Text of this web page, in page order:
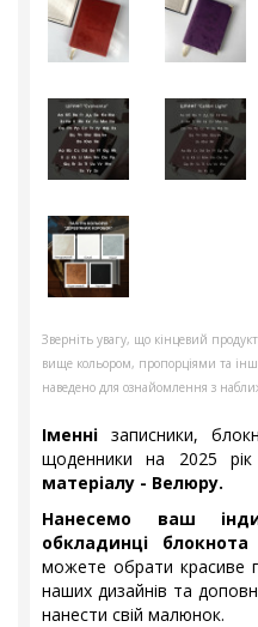
Зверніть увагу, що кінцевий
вище кольором, пропорціями та
наведено для ознайомлення з
Іменні записники,
щоденники на 2025 рік
матеріалу - Велюру.
Нанесемо ваш
обкладинці
можете обрати красиве
наших дизайнів та
нанести свій малюнок.